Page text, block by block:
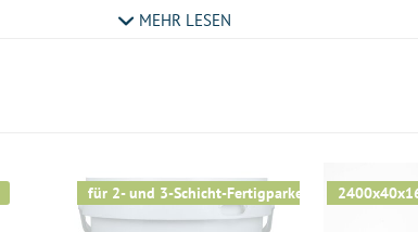
Verlegemuster:
Nutzschicht:
Aufbau:
MEHR LESEN
für 2- und 3-Schicht-Fertigparkett